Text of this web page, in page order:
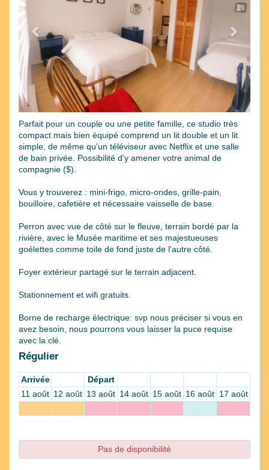
Parfait pour un couple ou une petite famille, ce studio très
compact mais bien équipé comprend un lit double et un lit
simple, de même qu'un téléviseur avec Netflix et une salle
de bain privée. Possibilité d'y amener votre animal de
compagnie ($).
Vous y trouverez : mini-frigo, micro-ondes, grille-pain,
bouilloire, cafetière et nécessaire vaisselle de base.
Perron avec vue de côté sur le fleuve, terrain bordé par la
rivière, avec le Musée maritime et ses majestueuses
goélettes comme toile de fond juste de l'autre côté.
Foyer extérieur partagé sur le terrain adjacent.
Stationnement et wifi gratuits.
Borne de recharge électrique: svp nous préciser si vous en
avez besoin, nous pourrons vous laisser la puce requise
avec la clé.
Régulier
Arrivée
Départ
11 août 12 août 13 août 14 août 15 août 16 août 17 août
Pas de disponibilité